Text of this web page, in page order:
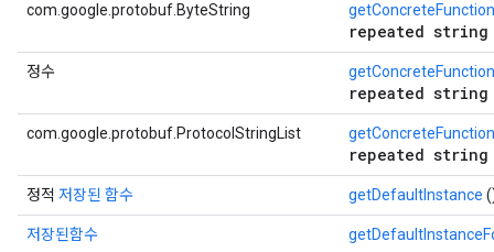
com.google.protobuf.ByteString
repeated
정수
repeated
com.google.protobuf.ProtocolStringList
repeated
정적 저장된 함수 getDefaultInstance
저장된함수